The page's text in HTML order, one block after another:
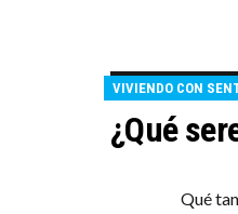
VIVIENDO CON
¿Qué
Qué